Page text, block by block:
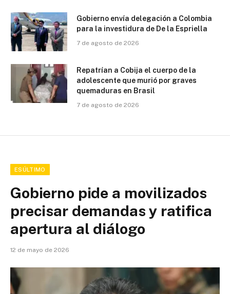
Gobierno envía delegación a Colombia
para la investidura de De la Espriella
7 de agosto de 2026
Repatrían a Cobija el cuerpo de la
adolescente que murió por graves
quemaduras en Brasil
7 de agosto de 2026
ESÚLTIMO
Gobierno pide a movilizados
precisar demandas y ratifica
apertura al diálogo
12 de mayo de 2026